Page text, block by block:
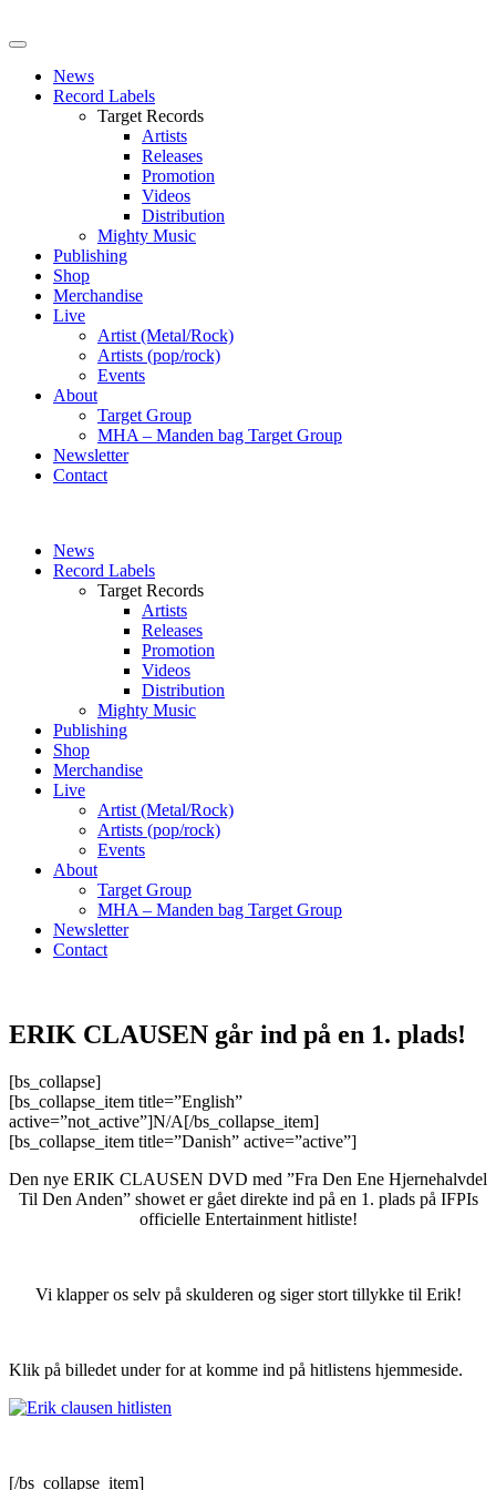
News
Record Labels
Target Records
Artists
Releases
Promotion
Videos
Distribution
Mighty Music
Publishing
Shop
Merchandise
Live
Artist (Metal/Rock)
Artists (pop/rock)
Events
About
Target Group
MHA – Manden bag Target Group
Newsletter
Contact
News
Record Labels
Target Records
Artists
Releases
Promotion
Videos
Distribution
Mighty Music
Publishing
Shop
Merchandise
Live
Artist (Metal/Rock)
Artists (pop/rock)
Events
About
Target Group
MHA – Manden bag Target Group
Newsletter
Contact
ERIK CLAUSEN går ind på en 1. plads!
[bs_collapse]
[bs_collapse_item title=”English”
active=”not_active”]N/A[/bs_collapse_item]
[bs_collapse_item title=”Danish” active=”active”]
Den nye ERIK CLAUSEN DVD med ”Fra Den Ene Hjernehalvdel
Til Den Anden” showet er gået direkte ind på en 1. plads på IFPIs
officielle Entertainment hitliste!
Vi klapper os selv på skulderen og siger stort tillykke til Erik!
Klik på billedet under for at komme ind på hitlistens hjemmeside.
[/bs_collapse_item]